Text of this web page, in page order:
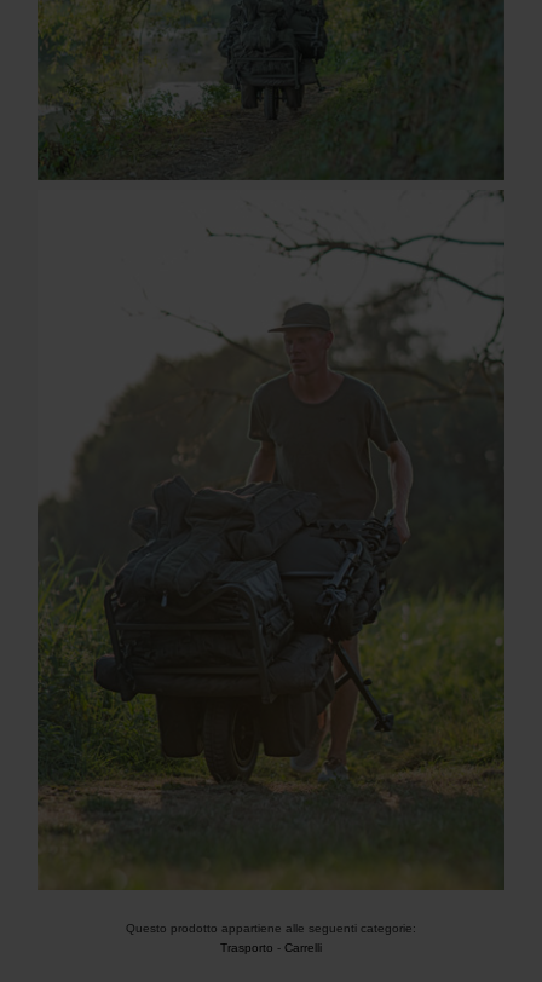
Questo prodotto appartiene alle seguenti categorie:
Trasporto - Carrelli